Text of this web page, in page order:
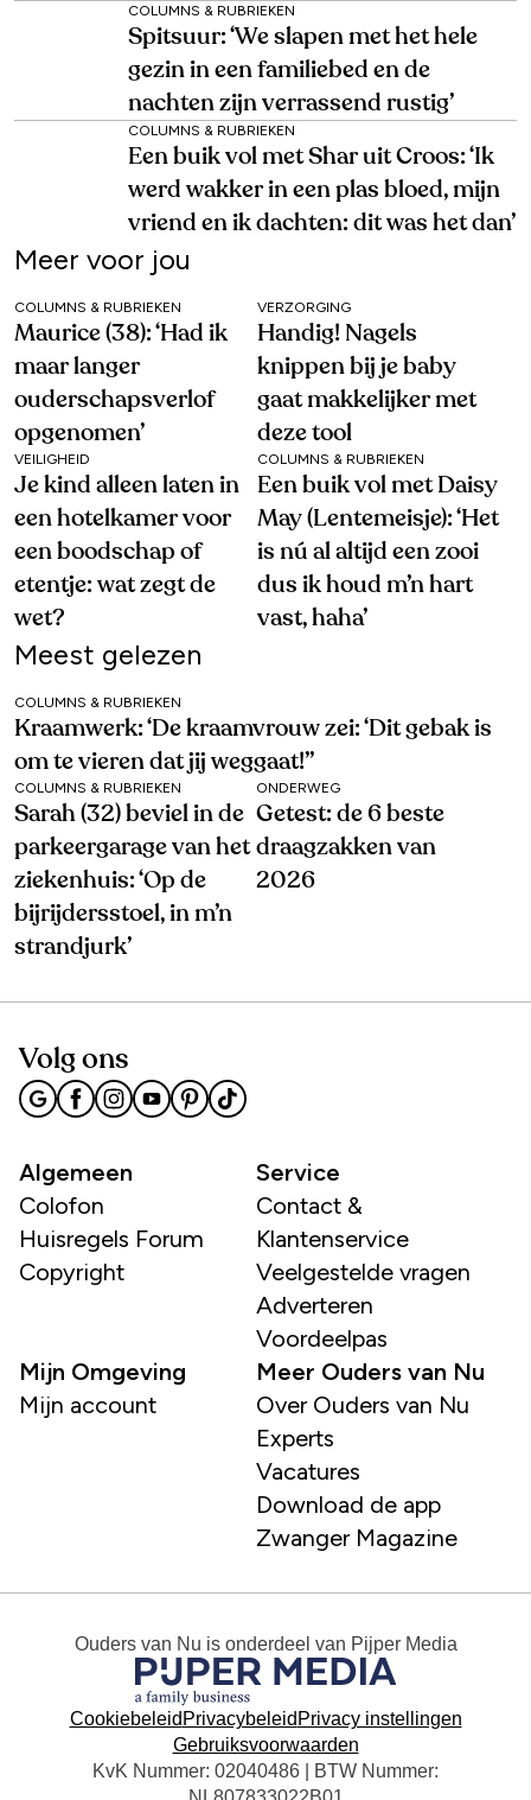
COLUMNS & RUBRIEKEN
Spitsuur: ‘We slapen met het hele
gezin in een familiebed en de
nachten zijn verrassend rustig’
COLUMNS & RUBRIEKEN
Een buik vol met Shar uit Croos: ‘Ik
werd wakker in een plas bloed, mijn
vriend en ik dachten: dit was het dan’
Meer voor jou
COLUMNS & RUBRIEKEN
Maurice (38): ‘Had ik
maar langer
ouderschapsverlof
opgenomen’
VERZORGING
Handig! Nagels
knippen bij je baby
gaat makkelijker met
deze tool
VEILIGHEID
Je kind alleen laten in
een hotelkamer voor
een boodschap of
etentje: wat zegt de
wet?
COLUMNS & RUBRIEKEN
Een buik vol met Daisy
May (Lentemeisje): ‘Het
is nú al altijd een zooi
dus ik houd m’n hart
vast, haha’
Meest gelezen
COLUMNS & RUBRIEKEN
Kraamwerk: ‘De kraamvrouw zei: ‘Dit gebak is
om te vieren dat jij weggaat!’’
COLUMNS & RUBRIEKEN
Sarah (32) beviel in de
parkeergarage van het
ziekenhuis: ‘Op de
bijrijdersstoel, in m’n
strandjurk’
ONDERWEG
Getest: de 6 beste
draagzakken van
2026
Volg ons
Algemeen
Colofon
Huisregels Forum
Copyright
Service
Contact &
Klantenservice
Veelgestelde vragen
Adverteren
Voordeelpas
Mijn Omgeving
Mijn account
Meer Ouders van Nu
Over Ouders van Nu
Experts
Vacatures
Download de app
Zwanger Magazine
Ouders van Nu is onderdeel van Pijper Media
Cookiebeleid Privacybeleid Privacy instellingen
Gebruiksvoorwaarden
KvK Nummer: 02040486 | BTW Nummer: